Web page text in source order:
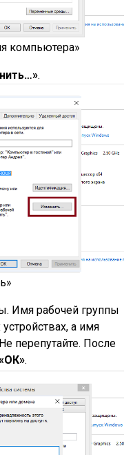
компьютера»
.
Имя рабочей группы
а имя
перепутайте. После
.